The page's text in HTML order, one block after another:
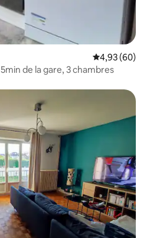
Note
4,93 (60)
Appartement résidence 5min de la gare, 3 chambres